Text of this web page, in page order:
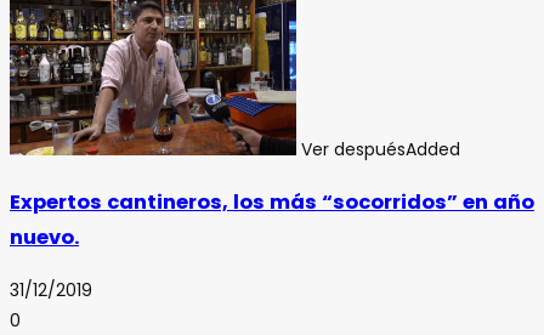
Ver despuésAdded
Expertos cantineros, los más “socorridos” en año
nuevo.
31/12/2019
0